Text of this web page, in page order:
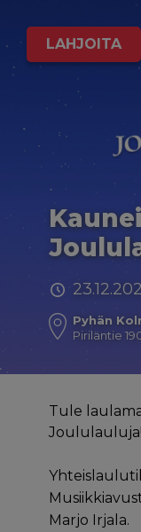
LAHJOITA
Pyhän
Piriläntie
Tule
Joululauluja!
Marjo Irjala.